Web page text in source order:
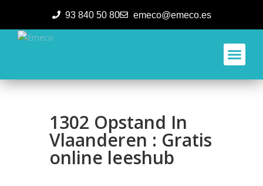
93 840 50 80 emeco@emeco.es
1302 Opstand In
Vlaanderen : Gratis
online leeshub